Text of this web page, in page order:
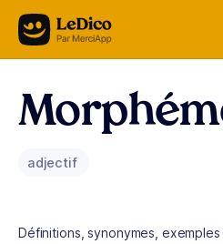
Aller au contenu
adjectif
Définitions, synonymes, exemples